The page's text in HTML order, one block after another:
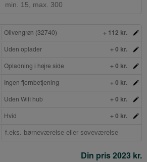
Olivengrøn (32740) + 112 kr.
Uden oplader + 0 kr.
Opladning i højre side + 0 kr.
Ingen fjernbetjening + 0 kr.
Uden Wifi hub + 0 kr.
Hvid + 0 kr.
Din pris 2023 kr.